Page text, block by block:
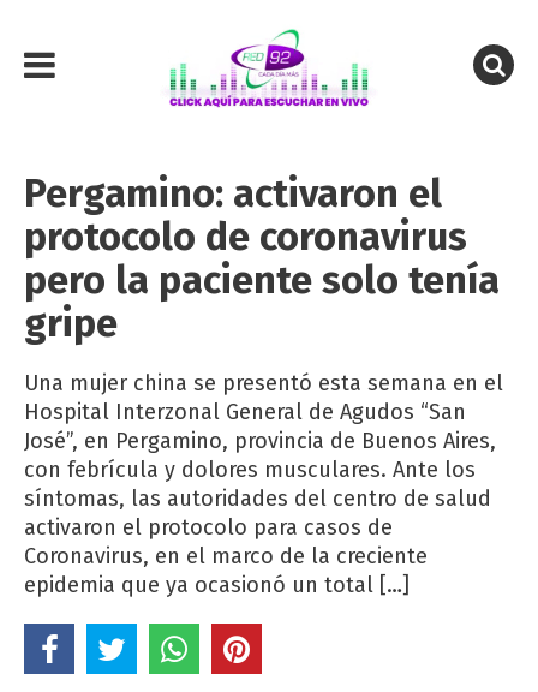
Pergamino: activaron el
protocolo de coronavirus
pero la paciente solo tenía
gripe
Una mujer china se presentó esta semana en el
Hospital Interzonal General de Agudos “San
José”, en Pergamino, provincia de Buenos Aires,
con febrícula y dolores musculares. Ante los
síntomas, las autoridades del centro de salud
activaron el protocolo para casos de
Coronavirus, en el marco de la creciente
epidemia que ya ocasionó un total […]